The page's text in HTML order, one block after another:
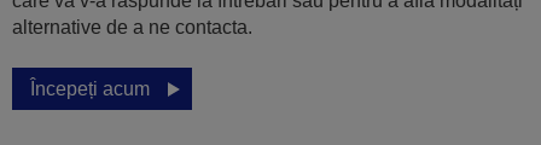
alternative de a ne contacta.
Începeți acum